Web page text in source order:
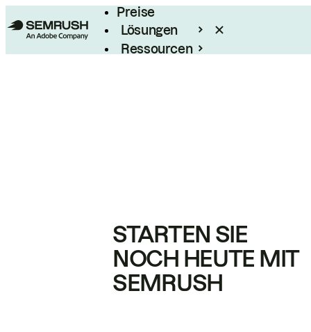
Preise
Lösungen
Ressourcen
STARTEN SIE
NOCH HEUTE MIT
SEMRUSH